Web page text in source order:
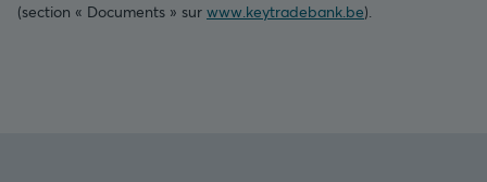
(section « Documents » sur www.keytradebank.be).